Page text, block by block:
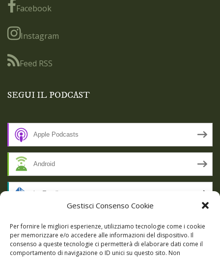
Gestisci Consenso Cookie
Per fornire le migliori esperienze, utilizziamo tecnologie come i cookie
per memorizzare e/o accedere alle informazioni del dispositivo. Il
consenso a queste tecnologie ci permetterà di elaborare dati come il
comportamento di navigazione o ID unici su questo sito. Non
Facebook
Instagram
Feed RSS
SEGUI IL PODCAST
Apple Podcasts
Android
by Email
RSS